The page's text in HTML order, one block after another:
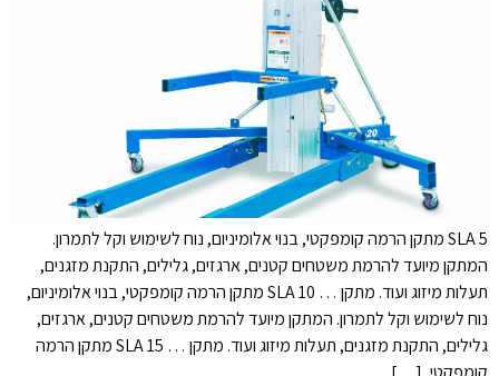
SLA 5 מתקן הרמה קומפקטי, בנוי אלומיניום, נוח לשימוש וקל לתמרון.
המתקן מיועד להרמת משטחים קטנים, ארגזים, גלילים, התקנת מזגנים,
תעלות מיזוג ועוד. מתקן … SLA 10 מתקן הרמה קומפקטי, בנוי אלומיניום,
נוח לשימוש וקל לתמרון. המתקן מיועד להרמת משטחים קטנים, ארגזים,
גלילים, התקנת מזגנים, תעלות מיזוג ועוד. מתקן … SLA 15 מתקן הרמה